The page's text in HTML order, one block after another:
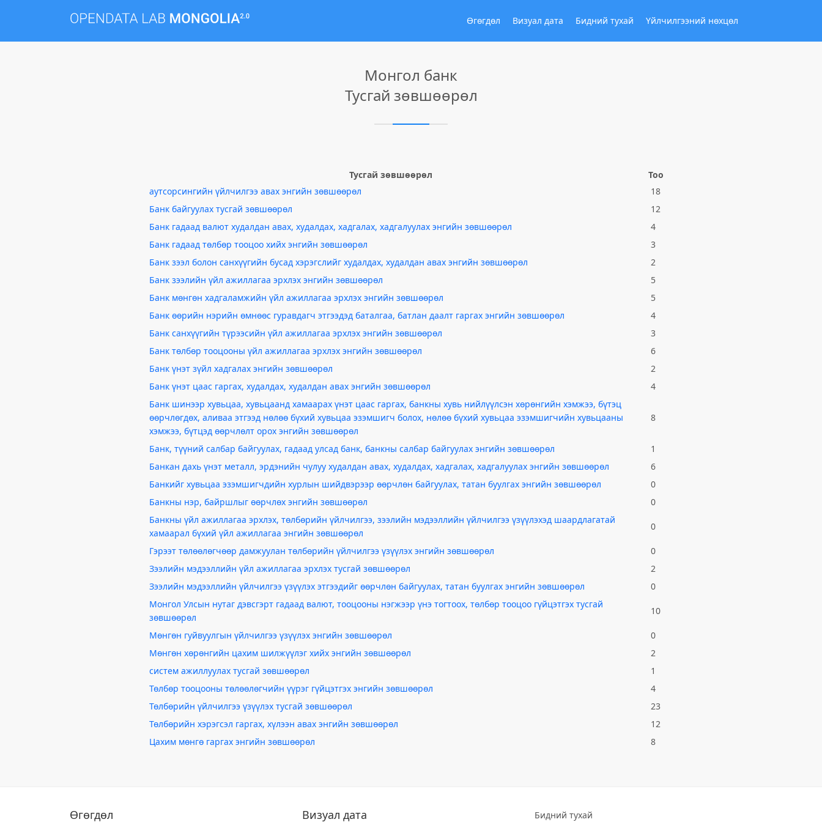
Өгөгдөл Визуал дата Бидний тухай Үйлчилгээний нөхцөл
Монгол банк
Тусгай зөвшөөрөл
Тусгай зөвшөөрөл
Тоо
аутсорсингийн үйлчилгээ авах энгийн зөвшөөрөл
18
Банк байгуулах тусгай зөвшөөрөл
12
Банк гадаад валют худалдан авах, худалдах, хадгалах, хадгалуулах энгийн зөвшөөрөл
4
Банк гадаад төлбөр тооцоо хийх энгийн зөвшөөрөл
3
Банк зээл болон санхүүгийн бусад хэрэгслийг худалдах, худалдан авах энгийн зөвшөөрөл
2
Банк зээлийн үйл ажиллагаа эрхлэх энгийн зөвшөөрөл
5
Банк мөнгөн хадгаламжийн үйл ажиллагаа эрхлэх энгийн зөвшөөрөл
5
Банк өөрийн нэрийн өмнөөс гуравдагч этгээдэд баталгаа, батлан даалт гаргах энгийн зөвшөөрөл
4
Банк санхүүгийн түрээсийн үйл ажиллагаа эрхлэх энгийн зөвшөөрөл
3
Банк төлбөр тооцооны үйл ажиллагаа эрхлэх энгийн зөвшөөрөл
6
Банк үнэт зүйл хадгалах энгийн зөвшөөрөл
2
Банк үнэт цаас гаргах, худалдах, худалдан авах энгийн зөвшөөрөл
4
Банк шинээр хувьцаа, хувьцаанд хамаарах үнэт цаас гаргах, банкны хувь нийлүүлсэн хөрөнгийн хэмжээ, бүтэц
өөрчлөгдөх, аливаа этгээд нөлөө бүхий хувьцаа эзэмшигч болох, нөлөө бүхий хувьцаа эзэмшигчийн хувьцааны
хэмжээ, бүтцэд өөрчлөлт орох энгийн зөвшөөрөл
8
Банк, түүний салбар байгуулах, гадаад улсад банк, банкны салбар байгуулах энгийн зөвшөөрөл
1
Банкан дахь үнэт металл, эрдэнийн чулуу худалдан авах, худалдах, хадгалах, хадгалуулах энгийн зөвшөөрөл
6
Банкийг хувьцаа эзэмшигчдийн хурлын шийдвэрээр өөрчлөн байгуулах, татан буулгах энгийн зөвшөөрөл
0
Банкны нэр, байршлыг өөрчлөх энгийн зөвшөөрөл
0
Банкны үйл ажиллагаа эрхлэх, төлбөрийн үйлчилгээ, зээлийн мэдээллийн үйлчилгээ үзүүлэхэд шаардлагатай
хамаарал бүхий үйл ажиллагаа энгийн зөвшөөрөл
0
Гэрээт төлөөлөгчөөр дамжуулан төлбөрийн үйлчилгээ үзүүлэх энгийн зөвшөөрөл
0
Зээлийн мэдээллийн үйл ажиллагаа эрхлэх тусгай зөвшөөрөл
2
Зээлийн мэдээллийн үйлчилгээ үзүүлэх этгээдийг өөрчлөн байгуулах, татан буулгах энгийн зөвшөөрөл
0
Монгол Улсын нутаг дэвсгэрт гадаад валют, тооцооны нэгжээр үнэ тогтоох, төлбөр тооцоо гүйцэтгэх тусгай
зөвшөөрөл
10
Мөнгөн гуйвуулгын үйлчилгээ үзүүлэх энгийн зөвшөөрөл
0
Мөнгөн хөрөнгийн цахим шилжүүлэг хийх энгийн зөвшөөрөл
2
систем ажиллуулах тусгай зөвшөөрөл
1
Төлбөр тооцооны төлөөлөгчийн үүрэг гүйцэтгэх энгийн зөвшөөрөл
4
Төлбөрийн үйлчилгээ үзүүлэх тусгай зөвшөөрөл
23
Төлбөрийн хэрэгсэл гаргах, хүлээн авах энгийн зөвшөөрөл
12
Цахим мөнгө гаргах энгийн зөвшөөрөл
8
Өгөгдөл Визуал дата Бидний тухай